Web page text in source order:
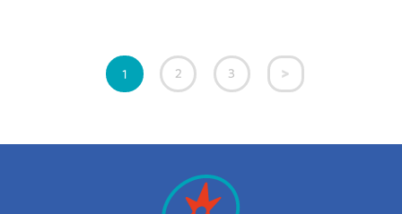
です。10個、20個と書き出すうちに、自分の関心
の方向性が見えてきます。好きなこと・得意なこ
ィのあるテーマになりやすいです。独自の問いの
形に変換する特定のテーマについて研究したいと
究されている行儀修正は、目に見えない第三者の
は行儀修正の効果を確認することがまだなされて
いません。そのため、目に見える第三者の働きか
けで行儀修正を確認するためには、どのような言
性）ここからはエントリーシートによく出される
設問を、「武蔵野大学（総合型選抜Ⅰ期：面接
それを聞くのか」「どのように答えるべきか」を
武蔵野大学に総合型選抜で合格した学生のエント
ったのでしょうか。その理由について、総合的な
探究の時間が導入された背景を踏まえて解説して
形成について ― 高大接続改革に向けた基礎理解の
な学問分野のまとまりです。例えば「工学部」
「文学部」「経済学部」などがこれにあたりま
ります。 つまり、学部を選ぶことは「大まかな方
向性」を決めること、学科を選ぶことは「具体的
総合型選抜(旧AO入試)塾には、塾ごとに様々な授
業体系を採用しており、それによって授業料が変
す。コマ制コマ制では、授業は時間単位で提供さ
れます。受講する授業の時間数に応じて費用が決
1 2 3